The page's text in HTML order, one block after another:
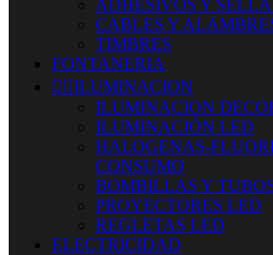
ADHESIVOS Y
CABLES Y
TIMBRES
FONTANERIA
 ILUMINACION
ILUMINACION
ILUMINACIÓN LED
HALOGENAS-
CONSUMO
BOMBILLAS Y
PROYECTORES LED
REGLETAS LED
ELECTRICIDAD